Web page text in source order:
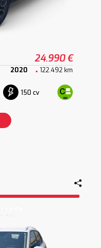
24.990 €
2020 122.492 km
150 cv